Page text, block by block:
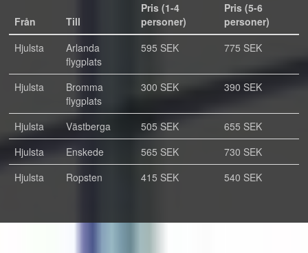
Från Till
Pris (1-4
personer)
Pris (5-6
personer)
Hjulsta
Arlanda
flygplats
595 SEK 775 SEK
Hjulsta
Bromma
flygplats
300 SEK 390 SEK
Hjulsta Västberga 505 SEK
655 SEK
Hjulsta
Enskede 565 SEK
730 SEK
Hjulsta
Ropsten 415 SEK 540 SEK